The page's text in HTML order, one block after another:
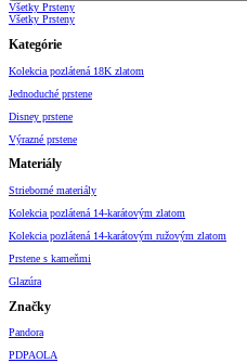
Všetky Prsteny
Všetky Prsteny
Kategórie
Kolekcia pozlátená 18K zlatom
Jednoduché prstene
Disney prstene
Výrazné prstene
Materiály
Strieborné materiály
Kolekcia pozlátená 14-karátovým zlatom
Kolekcia pozlátená 14-karátovým ružovým zlatom
Prstene s kameňmi
Glazúra
Značky
Pandora
PDPAOLA